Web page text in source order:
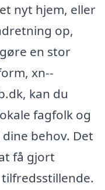
nyt hjem, eller
op,
en stor
xn--
kan du
fagfolk og
behov. Det
få gjort